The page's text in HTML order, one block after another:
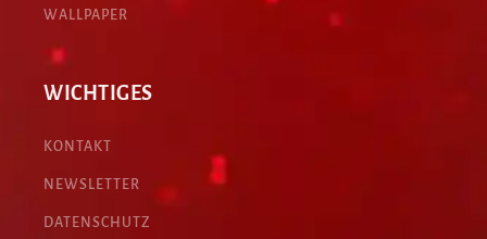
WALLPAPER
WICHTIGES
KONTAKT
NEWSLETTER
DATENSCHUTZ